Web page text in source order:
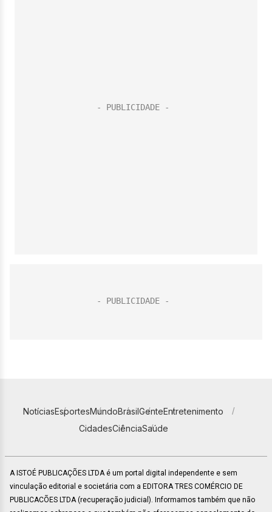
NotíciasEsportesMundoBrasilGenteEntretenimento
CidadesCiênciaSaúde
A ISTOÉ PUBLICAÇÕES LTDA é um portal digital independente e sem
vinculação editorial e societária com a EDITORA TRES COMÉRCIO DE
PUBLICACÕES LTDA (recuperação judicial). Informamos também que não